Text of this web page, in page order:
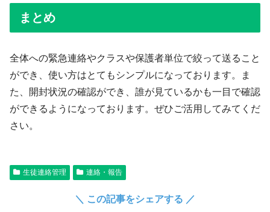
まとめ
全体への緊急連絡やクラスや保護者単位で絞って送ること
ができ、使い方はとてもシンプルになっております。ま
た、開封状況の確認ができ、誰が見ているかも一目で確認
ができるようになっております。ぜひご活用してみてくだ
さい。
生徒連絡管理 連絡・報告
＼ この記事をシェアする ／